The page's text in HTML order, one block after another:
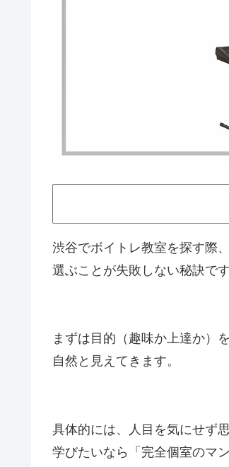
渋谷でボイトレ教室を探す際
選ぶことが失敗しない秘訣です
まずは目的（趣味か上達か）
自然と見えてきます。
具体的には、人目を気にせず
学びたいなら「完全個室のマ